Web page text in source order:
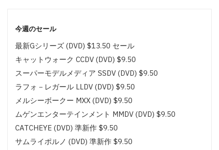
今週のセール
最新Gシリーズ (DVD) $13.50 セール
キャットウォーク CCDV (DVD) $9.50
スーパーモデルメディア SSDV (DVD) $9.50
ラフォ－レガール LLDV (DVD) $9.50
メルシーボークー MXX (DVD) $9.50
ムゲンエンターテインメント MMDV (DVD) $9.50
CATCHEYE (DVD) 準新作 $9.50
サムライポルノ (DVD) 準新作 $9.50